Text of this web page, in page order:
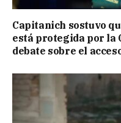
Capitanich sostuvo
está protegida por la
debate sobre el